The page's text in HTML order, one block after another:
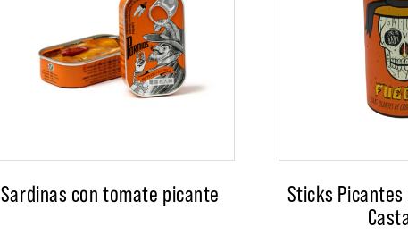
Sardinas con tomate picante
Sticks